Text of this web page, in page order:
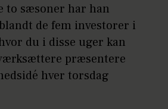
to sæsoner har han
de fem investorer i
du i disse uger kan
præsentere
hver torsdag